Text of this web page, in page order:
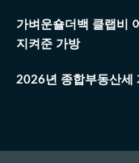
가벼운숄더백 클랩비
지켜준 가방
2026년 종합부동산세